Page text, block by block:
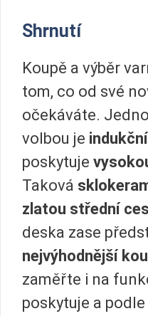
Shrnutí
Koupě a výběr
tom, co od své
očekáváte.
volbou je
poskytuje
Taková
zlatou střední
deska zase
nejvýhodnější
zaměřte i na
poskytuje a